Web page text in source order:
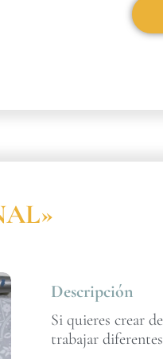
Descripción
Si quieres crear
trabajar